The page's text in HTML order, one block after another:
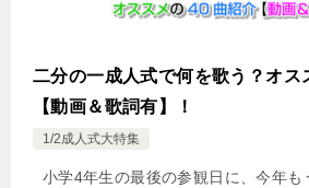
二分の一成人式で何を歌う？オス
【動画＆歌詞有】！
1/2成人式大特集
小学4年生の最後の参観日に、今年も